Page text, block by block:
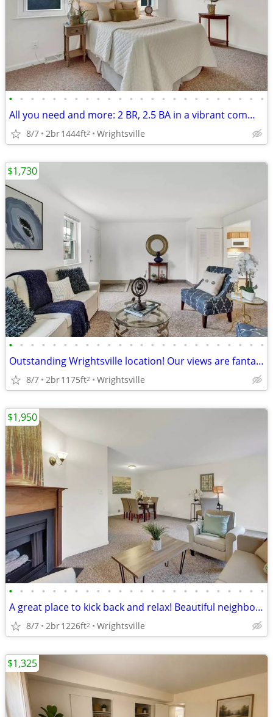
• • • • • • • • • • • • • • • • • • • • • • • •
All you need and more: 2 BR, 2.5 BA in a vibrant community.
8/7 2br1444ft2 Wrightsville
• • • • • • • • • • • • • • • • • • • • • • • •
Outstanding Wrightsville location! Our views are fantastic!
8/7 2br1175ft2 Wrightsville
$1,730
• • • • • • • • • • • • • • • • • • • • • • • •
A great place to kick back and relax! Beautiful neighborhood!
8/7 2br1226ft2 Wrightsville
$1,950
$1,325